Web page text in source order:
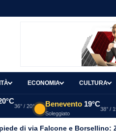
ECONOMIA CULTURA
36° / 20° Benevento 19°C
Soleggiato
38° /
di via Falcone e